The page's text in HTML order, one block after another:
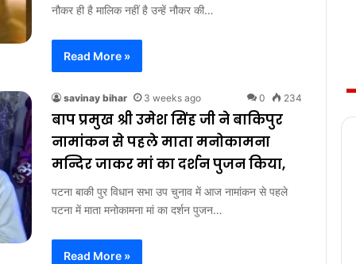
नौकर ही है मालिक नहीं है उन्हें नौकर की…
Read More »
savinay bihar 3 weeks ago 0 234
बाप प्रमुख श्री उमेश सिंह जी ने बाकिपुर
नामांकन से पहले माता मनोकामना
मन्दिर जाकर मां का दर्शन पुजन किया,
पटना बाकी पुर विधान सभा उप चुनाव में आज नामांकन से पहले
पटना में माता मनोकामना मां का दर्शन पुजन…
Read More »